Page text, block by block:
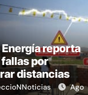
reporta
por
distancias
Ago